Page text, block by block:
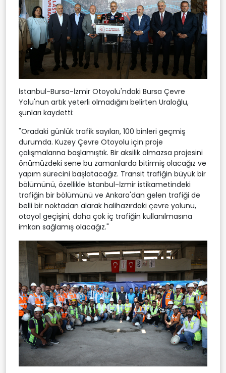
İstanbul-Bursa-İzmir Otoyolu'ndaki Bursa Çevre
Yolu'nun artık yeterli olmadığını belirten Uraloğlu,
şunları kaydetti:
"Oradaki günlük trafik sayıları, 100 binleri geçmiş
durumda. Kuzey Çevre Otoyolu için proje
çalışmalarına başlamıştık. Bir aksilik olmazsa projesini
önümüzdeki sene bu zamanlarda bitirmiş olacağız ve
yapım sürecini başlatacağız. Transit trafiğin büyük bir
bölümünü, özellikle İstanbul-İzmir istikametindeki
trafiğin bir bölümünü ve Ankara'dan gelen trafiği de
belli bir noktadan alarak halihazırdaki çevre yolunu,
otoyol geçişini, daha çok iç trafiğin kullanılmasına
imkan sağlamış olacağız."